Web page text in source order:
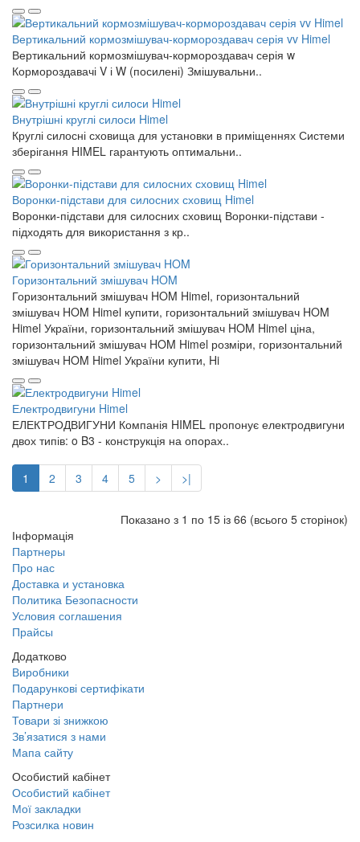
Вертикальний кормозмішувач-кормороздавач серія vv Himel
Вертикальний кормозмішувач-кормороздавач серія w
Кормороздавачі V і W (посилені) Змішувальни..
Внутрішні круглі силоси Himel
Круглі силосні сховища для установки в приміщеннях Системи
зберігання HIMEL гарантують оптимальни..
Воронки-підстави для силосних сховищ Himel
Воронки-підстави для силосних сховищ Воронки-підстави -
підходять для використання з кр..
Горизонтальний змішувач HOM
Горизонтальний змішувач HOM Himel, горизонтальний
змішувач HOM Himel купити, горизонтальний змішувач HOM
Himel України, горизонтальний змішувач HOM Himel ціна,
горизонтальний змішувач HOM Himel розміри, горизонтальний
змішувач HOM Himel України купити, Hi
Електродвигуни Himel
ЕЛЕКТРОДВИГУНИ Компанія HIMEL пропонує електродвигуни
двох типів: o B3 - конструкція на опорах..
1 2 3 4 5 > >|
Показано з 1 по 15 із 66 (всього 5 сторінок)
Інформація
Партнеры
Про нас
Доставка и установка
Политика Безопасности
Условия соглашения
Прайсы
Додатково
Виробники
Подарункові сертифікати
Партнери
Товари зі знижкою
Зв’язатися з нами
Мапа сайту
Особистий кабінет
Особистий кабінет
Мої закладки
Розсилка новин